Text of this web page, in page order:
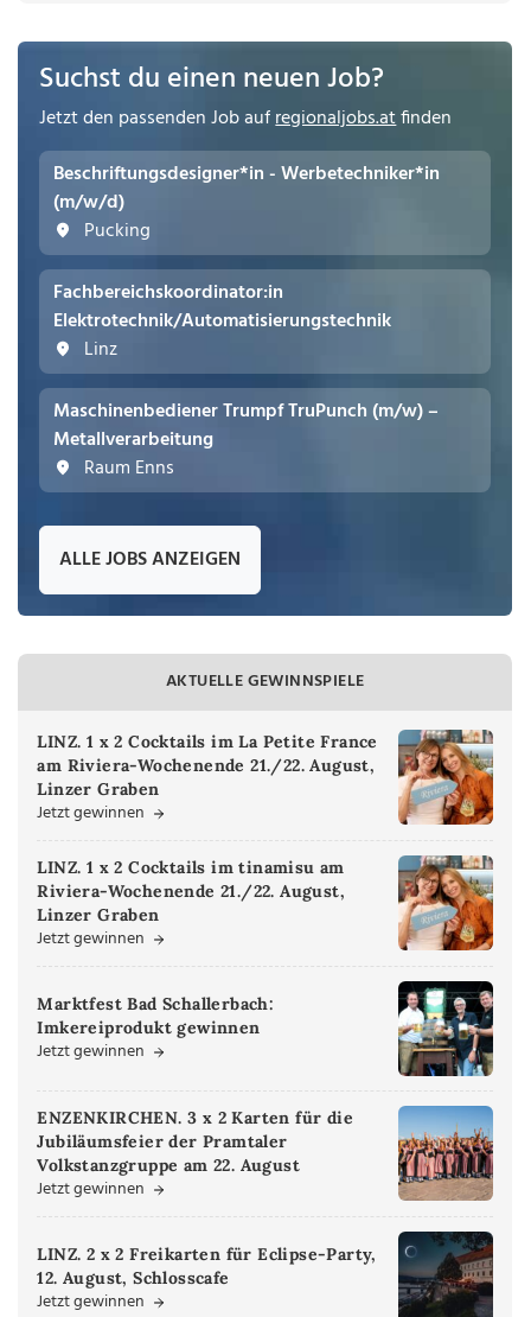
Suchst du einen neuen Job?
Jetzt den passenden Job aufregionaljobs.atfinden
Beschriftungsdesigner*in - Werbetechniker*in
(m/w/d)
Pucking
Fachbereichskoordinator:in
Elektrotechnik/Automatisierungstechnik
Linz
Maschinenbediener Trumpf TruPunch (m/w) –
Metallverarbeitung
Raum Enns
ALLE JOBS ANZEIGEN
AKTUELLE GEWINNSPIELE
LINZ. 1 x 2 Cocktails im La Petite France
am Riviera-Wochenende 21./22. August,
Linzer Graben
Jetzt gewinnen
LINZ. 1 x 2 Cocktails im tinamisu am
Riviera-Wochenende 21./22. August,
Linzer Graben
Jetzt gewinnen
Marktfest Bad Schallerbach:
Imkereiprodukt gewinnen
Jetzt gewinnen
ENZENKIRCHEN. 3 x 2 Karten für die
Jubiläumsfeier der Pramtaler
Volkstanzgruppe am 22. August
Jetzt gewinnen
LINZ. 2 x 2 Freikarten für Eclipse-Party,
12. August, Schlosscafe
Jetzt gewinnen